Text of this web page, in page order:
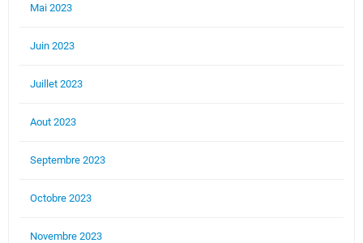
Mai 2023
Juin 2023
Juillet 2023
Aout 2023
Septembre 2023
Octobre 2023
Novembre 2023